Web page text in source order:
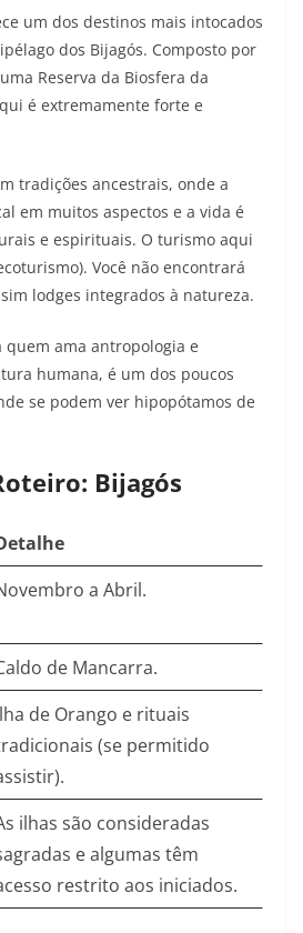
um dos destinos mais intocados
dos Bijagós. Composto por
Reserva da Biosfera da
é extremamente forte e
tradições ancestrais, onde a
em muitos aspectos e a vida é
e espirituais. O turismo aqui
Você não encontrará
lodges integrados à natureza.
quem ama antropologia e
humana, é um dos poucos
se podem ver hipopótamos de
Bijagós
a Abril.
de Mancarra.
de Orango e rituais
(se permitido
ilhas são consideradas
e algumas têm
restrito aos iniciados.